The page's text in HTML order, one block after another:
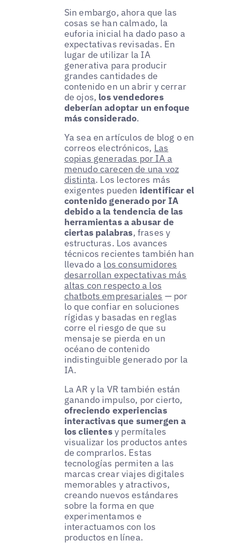
Sin embargo, ahora que las
cosas se han calmado, la
euforia inicial ha dado paso a
expectativas revisadas. En
lugar de utilizar la IA
generativa para producir
grandes cantidades de
contenido en un abrir y cerrar
de ojos, los vendedores
deberían adoptar un enfoque
más considerado.
Ya sea en artículos de blog o en
correos electrónicos, Las
copias generadas por IA a
menudo carecen de una voz
distinta. Los lectores más
exigentes pueden identificar el
contenido generado por IA
debido a la tendencia de las
herramientas a abusar de
ciertas palabras, frases y
estructuras. Los avances
técnicos recientes también han
llevado a los consumidores
desarrollan expectativas más
altas con respecto a los
chatbots empresariales — por
lo que confiar en soluciones
rígidas y basadas en reglas
corre el riesgo de que su
mensaje se pierda en un
océano de contenido
indistinguible generado por la
IA.
La AR y la VR también están
ganando impulso, por cierto,
ofreciendo experiencias
interactivas que sumergen a
los clientesy permítales
visualizar los productos antes
de comprarlos. Estas
tecnologías permiten a las
marcas crear viajes digitales
memorables y atractivos,
creando nuevos estándares
sobre la forma en que
experimentamos e
interactuamos con los
productos en línea.